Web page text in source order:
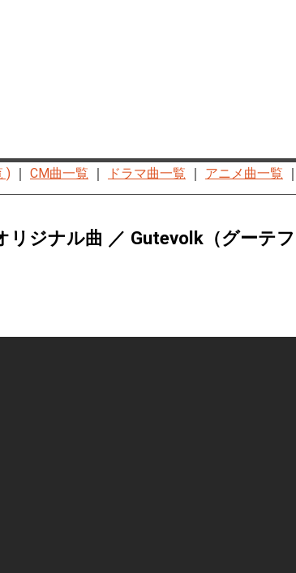
) ｜ CM曲一覧 ｜ ドラマ曲一覧 ｜ アニメ曲一覧 ｜
ジナル曲 ／ Gutevolk（グーテフ